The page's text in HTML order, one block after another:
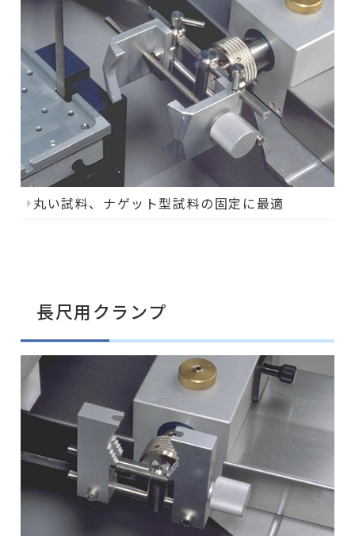
丸い試料、ナゲット型試料の固定に最適
長尺用クランプ